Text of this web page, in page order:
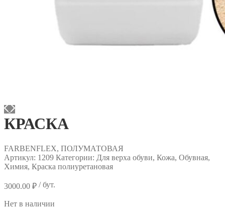
КРАСКА
FARBENFLEX, ПОЛУМАТОВАЯ
Артикул: 1209 Категории: Для верха обуви, Кожа, Обувная,
Химия, Краска полиуретановая
3000.00 ₽ / бут.
Нет в наличии